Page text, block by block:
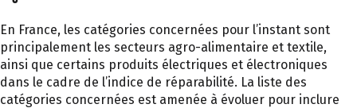
En France, les catégories concernées pour l’instant sont
principalement les secteurs agro-alimentaire et textile,
ainsi que certains produits électriques et électroniques
dans le cadre de l’indice de réparabilité. La liste des
catégories concernées est amenée à évoluer pour inclure